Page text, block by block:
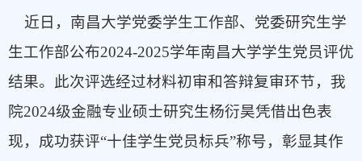
近日，南昌大学党委学生工作部、党委研究生学
生工作部公布2024-2025学年南昌大学学生党员评优
结果。此次评选经过材料初审和答辩复审环节，我
院2024级金融专业硕士研究生杨衍昊凭借出色表
现，成功获评“十佳学生党员标兵”称号，彰显其作